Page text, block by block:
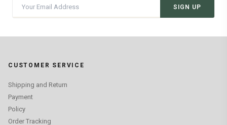
SIGN UP
CUSTOMER SERVICE
Shipping and Return
Payment
Policy
Order Tracking